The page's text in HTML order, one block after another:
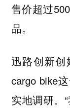
售价超过
品。
迅路创新创
cargo bike
实地调研。